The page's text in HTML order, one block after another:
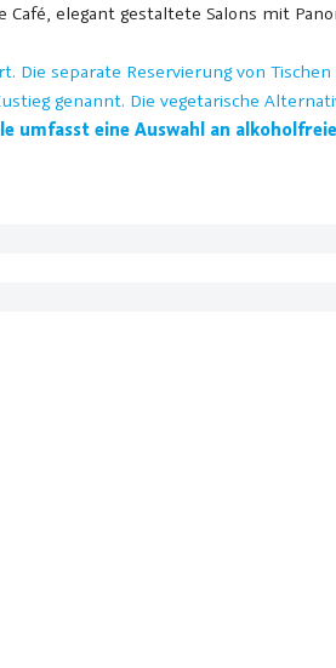
Café, elegant gestaltete Salons mit
Die separate Reservierung von
genannt. Die vegetarische
umfasst eine Auswahl an